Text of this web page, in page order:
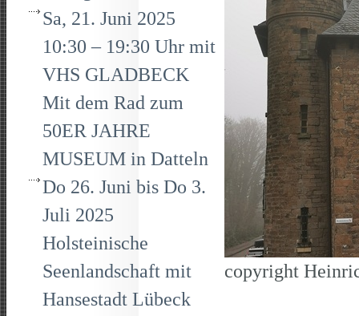
Sa, 21. Juni 2025
10:30 – 19:30 Uhr mit
VHS GLADBECK
Mit dem Rad zum
50ER JAHRE
MUSEUM in Datteln
Do 26. Juni bis Do 3.
Juli 2025
Holsteinische
Seenlandschaft mit
Hansestadt Lübeck
copyright